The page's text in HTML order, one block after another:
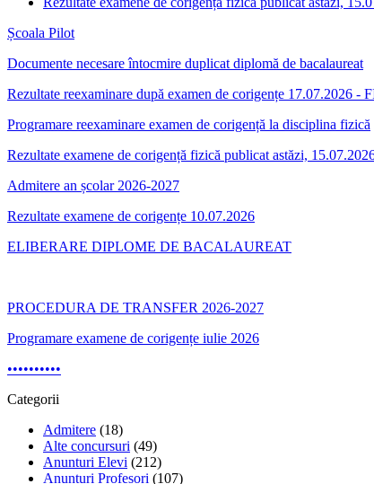
Școala Pilot
Documente necesare întocmire duplicat diplomă de bacalaureat
Rezultate reexaminare după examen de corigențe 17.07.2026 -
Programare reexaminare examen de corigență la disciplina fizică
Rezultate examene de corigență fizică publicat astăzi,
Admitere an școlar 2026-2027
Rezultate examene de corigențe 10.07.2026
ELIBERARE DIPLOME DE BACALAUREAT
PROCEDURA DE TRANSFER 2026-2027
Programare examene de corigențe iulie 2026
••••••••••
Categorii
Admitere (18)
Alte concursuri (49)
Anunturi Elevi (212)
Anunturi Profesori (107)